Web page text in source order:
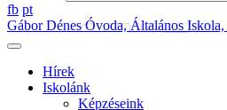
fb pt
Gábor Dénes Óvoda, Általános
Hírek
Iskolánk
Képzéseink